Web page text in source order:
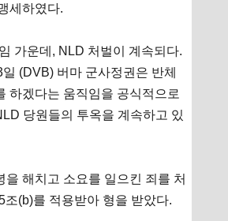
세하였다.
가운데, NLD 처벌이 계속되다.
(DVB) 버마 군사정권은 반체
하겠다는 움직임을 공식적으로
당원들의 투옥을 계속하고 있
을 해치고 소요를 일으킨 죄를 처
조(b)를 적용받아 형을 받았다.